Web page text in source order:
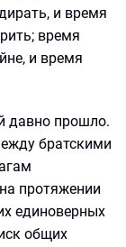
и время
время
и время
давно прошло.
братскими
протяжении
единоверных
общих